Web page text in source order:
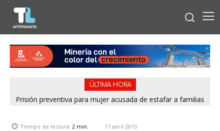
ÚLTIMA HORA
Prisión preventiva para mujer acusada de estafar a familias
Tiempo de lectura: 2 min. 17 abril 2015